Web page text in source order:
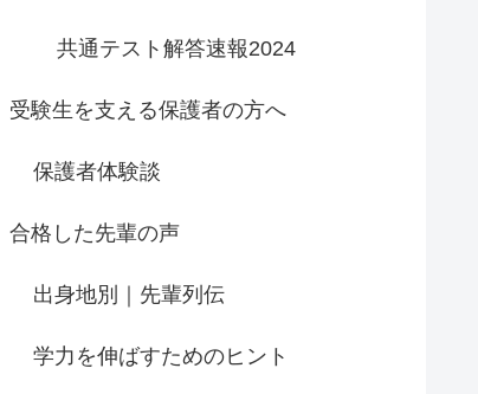
共通テスト解答速報2024
受験生を支える保護者の方へ
保護者体験談
合格した先輩の声
出身地別｜先輩列伝
学力を伸ばすためのヒント